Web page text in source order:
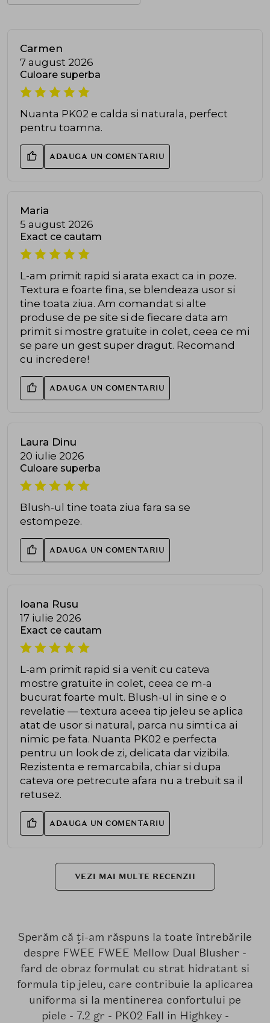
Carmen
7 august 2026
Culoare superba
Nuanta PK02 e calda si naturala, perfect
pentru toamna.
ADAUGA UN COMENTARIU
Maria
5 august 2026
Exact ce cautam
L-am primit rapid si arata exact ca in poze.
Textura e foarte fina, se blendeaza usor si
tine toata ziua. Am comandat si alte
produse de pe site si de fiecare data am
primit si mostre gratuite in colet, ceea ce mi
se pare un gest super dragut. Recomand
cu incredere!
ADAUGA UN COMENTARIU
Laura Dinu
20 iulie 2026
Culoare superba
Blush-ul tine toata ziua fara sa se
estompeze.
ADAUGA UN COMENTARIU
Ioana Rusu
17 iulie 2026
Exact ce cautam
L-am primit rapid si a venit cu cateva
mostre gratuite in colet, ceea ce m-a
bucurat foarte mult. Blush-ul in sine e o
revelatie — textura aceea tip jeleu se aplica
atat de usor si natural, parca nu simti ca ai
nimic pe fata. Nuanta PK02 e perfecta
pentru un look de zi, delicata dar vizibila.
Rezistenta e remarcabila, chiar si dupa
cateva ore petrecute afara nu a trebuit sa il
retusez.
ADAUGA UN COMENTARIU
VEZI MAI MULTE RECENZII
Sperăm că ți-am răspuns la toate întrebările
despre FWEE FWEE Mellow Dual Blusher -
fard de obraz formulat cu strat hidratant si
formula tip jeleu, care contribuie la aplicarea
uniforma si la mentinerea confortului pe
piele - 7.2 gr - PK02 Fall in Highkey -